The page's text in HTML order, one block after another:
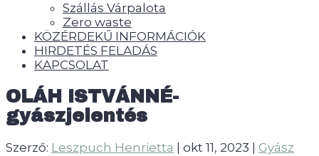
Szállás Várpalota
Zero waste
KÖZÉRDEKŰ INFORMÁCIÓK
HIRDETÉS FELADÁS
KAPCSOLAT
OLÁH ISTVÁNNÉ-
gyászjelentés
Szerző: Leszpuch Henrietta okt 11, 2023 Gyász